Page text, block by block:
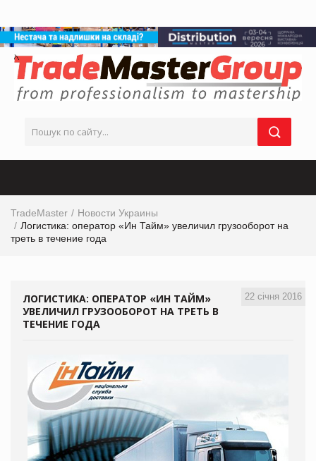
TradeMaster
Новости Украины
Логистика: оператор «Ин Тайм» увеличил грузооборот на
треть в течение года
22 січня 2016
ЛОГИСТИКА: ОПЕРАТОР «ИН ТАЙМ»
УВЕЛИЧИЛ ГРУЗООБОРОТ НА ТРЕТЬ В
ТЕЧЕНИЕ ГОДА